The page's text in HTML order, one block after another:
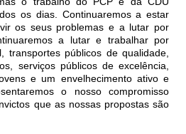
os dias. Continuaremos a estar
os seus problemas e a lutar por
a lutar e trabalhar por
transportes públicos de qualidade,
serviços públicos de excelência,
e um envelhecimento ativo e
o nosso compromisso
que as nossas propostas são